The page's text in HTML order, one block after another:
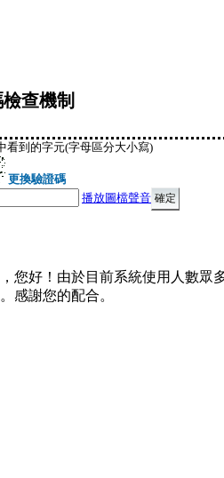
查機制
看到的字元(字母區分大小寫)
更換驗證碼
播放圖檔聲音
您好！由於目前系統使用人數眾
感謝您的配合。